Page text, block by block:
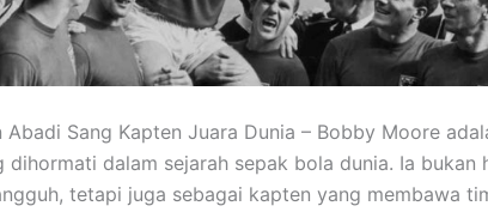
Sang Kapten Juara Dunia – Bobby Moore
dihormati dalam sejarah sepak bola dunia. Ia bukan
tetapi juga sebagai kapten yang membawa